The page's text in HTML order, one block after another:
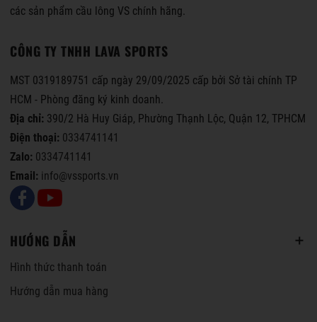
các sản phẩm cầu lông VS chính hãng.
CÔNG TY TNHH LAVA SPORTS
MST 0319189751 cấp ngày 29/09/2025 cấp bởi Sở tài chính TP
HCM - Phòng đăng ký kinh doanh.
Địa chỉ: 390/2 Hà Huy Giáp, Phường Thạnh Lộc, Quận 12, TPHCM
Điện thoại: 0334741141
Zalo: 0334741141
Email: info@vssports.vn
HƯỚNG DẪN
Hình thức thanh toán
Hướng dẫn mua hàng